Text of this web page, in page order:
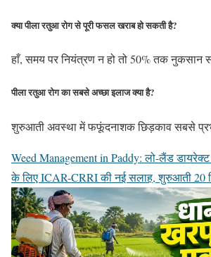
क्या पीला रतुआ रोग से पूरी फसल खराब हो सकती है?
हाँ, समय पर नियंत्रण न हो तो 50% तक नुकसान
पीला रतुआ रोग का सबसे अच्छा इलाज क्या है?
शुरुआती अवस्था में फफूंदनाशक छिड़काव सबसे
Weed Management in Paddy: लो-लैंड
के लिए ICAR-CRRI की नई सलाह, शुरुआती 20